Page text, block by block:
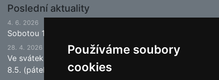
Používáme soubory
cookies
Poslední aktuality
4. 6. 2026
Sobotou 13.6.2026 bude ukončena jarní sezona.
28. 4. 2026
Ve svátek 1.5. (pátek) bude naše prodejna zavřena a
8.5. (pátek) bude otevřeno.